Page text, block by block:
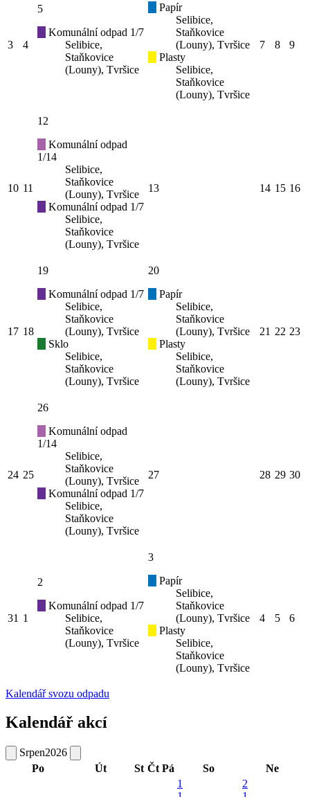
3 4
5
Komunální odpad 1/7
Selibice,
Staňkovice
(Louny), Tvršice
Papír
Selibice,
Staňkovice
(Louny), Tvršice
Plasty
Selibice,
Staňkovice
(Louny), Tvršice
7 8 9
10 11
12
Komunální odpad
1/14
Selibice,
Staňkovice
(Louny), Tvršice
Komunální odpad 1/7
Selibice,
Staňkovice
(Louny), Tvršice
13 14 15 16
17 18
19
Komunální odpad 1/7
Selibice,
Staňkovice
(Louny), Tvršice
Sklo
Selibice,
Staňkovice
(Louny), Tvršice
20
Papír
Selibice,
Staňkovice
(Louny), Tvršice
Plasty
Selibice,
Staňkovice
(Louny), Tvršice
21 22 23
24 25
26
Komunální odpad
1/14
Selibice,
Staňkovice
(Louny), Tvršice
Komunální odpad 1/7
Selibice,
Staňkovice
(Louny), Tvršice
27 28 29 30
31 1
2
Komunální odpad 1/7
Selibice,
Staňkovice
(Louny), Tvršice
3
Papír
Selibice,
Staňkovice
(Louny), Tvršice
Plasty
Selibice,
Staňkovice
(Louny), Tvršice
4 5 6
Kalendář svozu odpadu
Kalendář akcí
Srpen2026
Po
Út St Čt Pá So
Ne
1
2